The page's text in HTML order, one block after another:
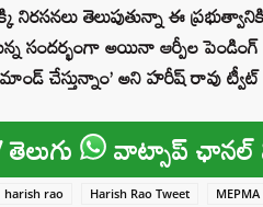
తెలుపుతున్నా ఈ
సందర్భంగా అయినా ఆర్పీల
చేస్తున్నాం’ అని హరీష్ రావు
వాట్సాప్ ఛానల్
harish rao Harish Rao Tweet MEPMA